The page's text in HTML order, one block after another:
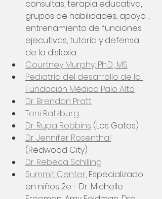
consultas, terapia educativa,
grupos de habilidades, apoyo. ,
entrenamiento de funciones
ejecutivas, tutoría y defensa
de la dislexia
Courtney Murphy, Ph.D., MS
Pediatría del desarrollo de la
Fundación Médica Palo Alto
Dr. Brendan Pratt
Toni Ratzburg
Dr. Rupa Robbins (Los Gatos)
Dr. Jennifer Rosenthal
(Redwood City)
Dr. Rebeca Schilling
Summit Center, Especializado
en niños 2e - Dr. .Michelle